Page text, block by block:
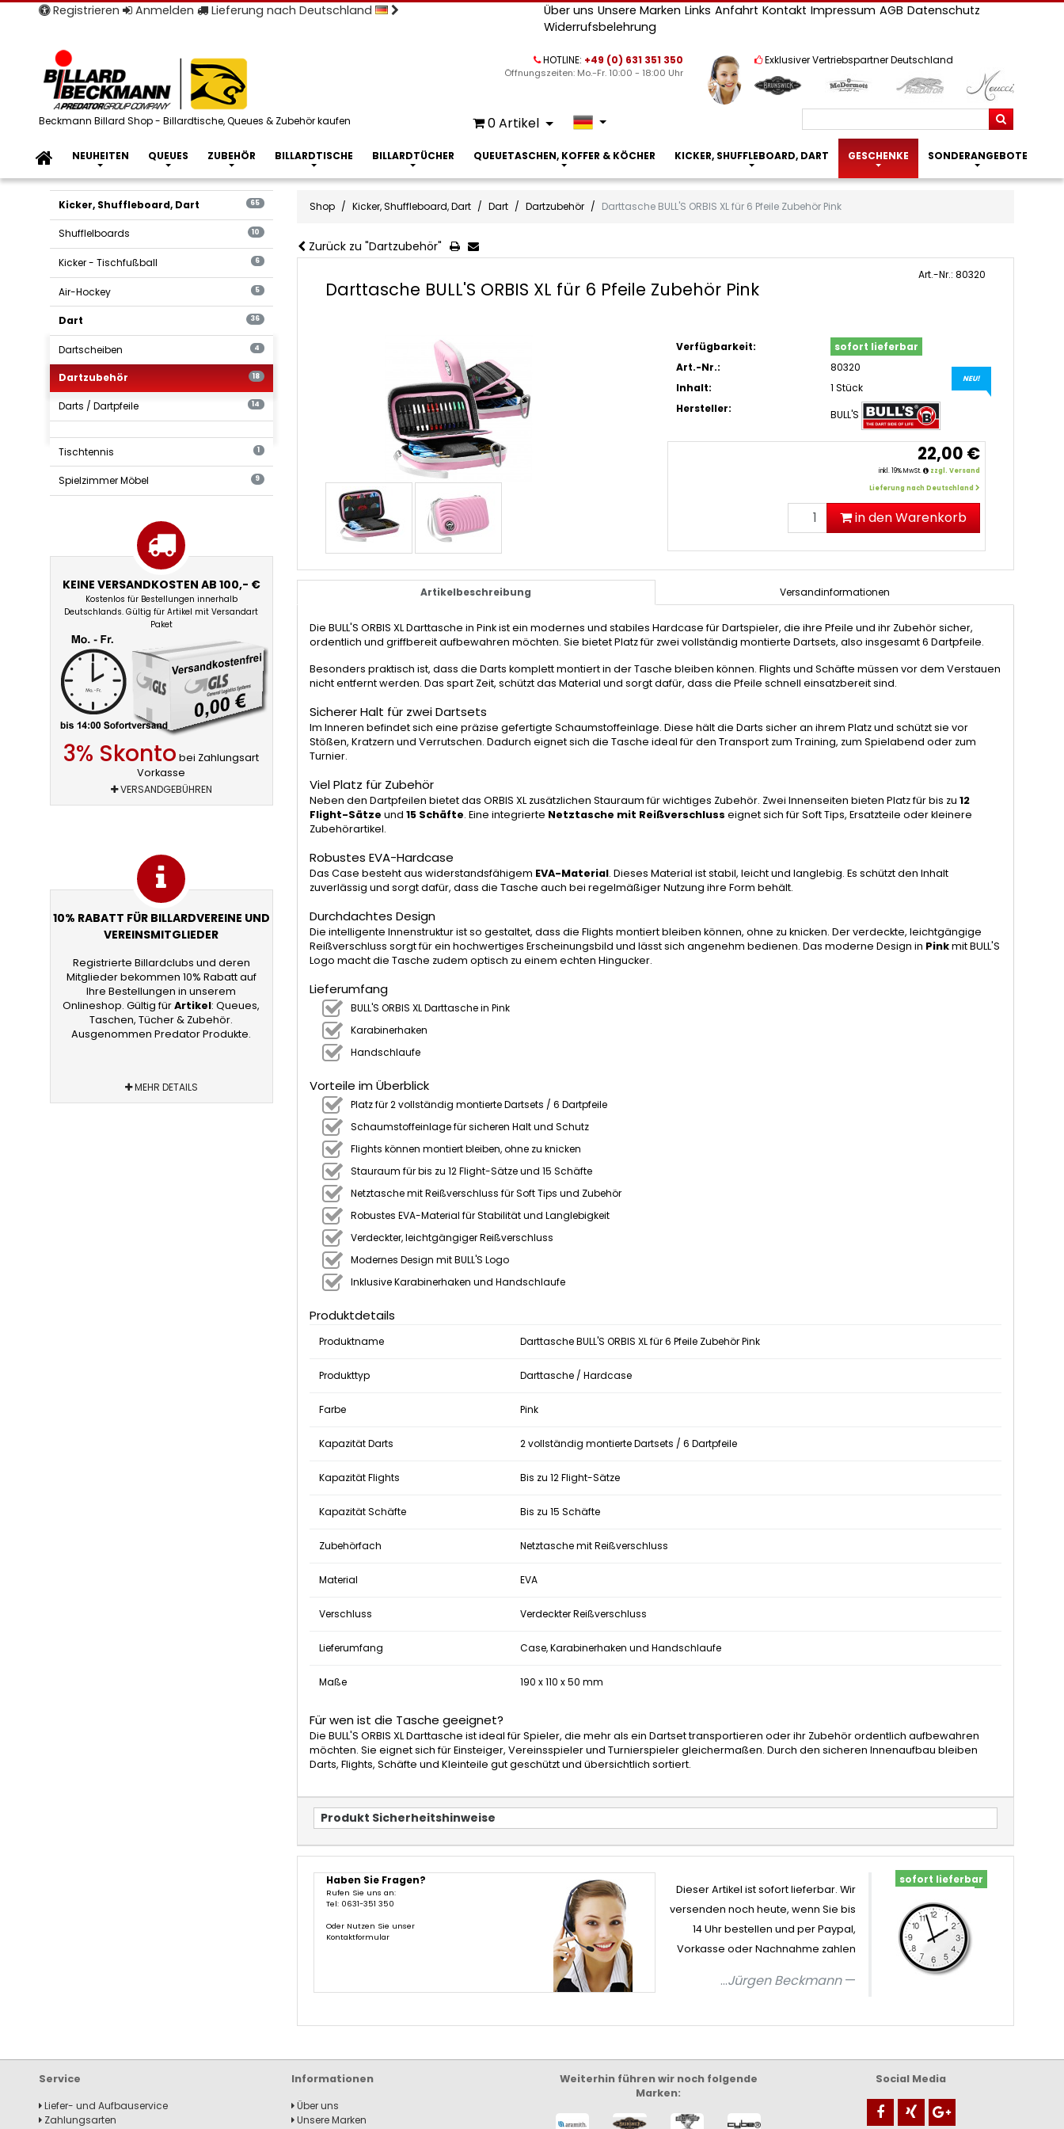
Registrieren Anmelden Lieferung nach Deutschland Über uns Unsere Marken Links Anfahrt Kontakt Impressum AGB Datenschutz
Widerrufsbelehrung
Beckmann Billard Shop - Billardtische, Queues & Zubehör kaufen
Exklusiver Vertriebspartner Deutschland
HOTLINE: +49 (0) 631 351 350
Öffnungszeiten: Mo.-Fr. 10:00 - 18:00 Uhr
0Artikel Suchen
NEUHEITEN QUEUES ZUBEHÖR BILLARDTISCHE BILLARDTÜCHER QUEUETASCHEN, KOFFER & KÖCHER KICKER, SHUFFLEBOARD, DART GESCHENKE SONDERANGEBOTE
Shop Kicker, Shuffleboard, Dart Dart Dartzubehör Darttasche BULL'S ORBIS XL für 6 Pfeile Zubehör Pink
Zurück zu "Dartzubehör"
Darttasche BULL'S ORBIS XL für 6 Pfeile Zubehör Pink
Art.-Nr.: 80320
Verfügbarkeit:
sofort lieferbar
Art.-Nr.:
80320
Inhalt:
1 Stück
Hersteller:
BULL'S
NEU!
22,00 €
inkl. 19% MwSt.
zzgl. Versand
Lieferung nach Deutschland
in den Warenkorb
Artikelbeschreibung Versandinformationen
Die BULL'S ORBIS XL Darttasche in Pink ist ein modernes und stabiles Hardcase für Dartspieler, die ihre Pfeile und ihr Zubehör sicher,
ordentlich und griffbereit aufbewahren möchten. Sie bietet Platz für zwei vollständig montierte Dartsets, also insgesamt 6 Dartpfeile.
Besonders praktisch ist, dass die Darts komplett montiert in der Tasche bleiben können. Flights und Schäfte müssen vor dem Verstauen
nicht entfernt werden. Das spart Zeit, schützt das Material und sorgt dafür, dass die Pfeile schnell einsatzbereit sind.
Sicherer Halt für zwei Dartsets
Im Inneren befindet sich eine präzise gefertigte Schaumstoffeinlage. Diese hält die Darts sicher an ihrem Platz und schützt sie vor
Stößen, Kratzern und Verrutschen. Dadurch eignet sich die Tasche ideal für den Transport zum Training, zum Spielabend oder zum
Turnier.
Viel Platz für Zubehör
Neben den Dartpfeilen bietet das ORBIS XL zusätzlichen Stauraum für wichtiges Zubehör. Zwei Innenseiten bieten Platz für bis zu 12
Flight-Sätze und 15 Schäfte. Eine integrierte Netztasche mit Reißverschluss eignet sich für Soft Tips, Ersatzteile oder kleinere
Zubehörartikel.
Robustes EVA-Hardcase
Das Case besteht aus widerstandsfähigem EVA-Material. Dieses Material ist stabil, leicht und langlebig. Es schützt den Inhalt
zuverlässig und sorgt dafür, dass die Tasche auch bei regelmäßiger Nutzung ihre Form behält.
Durchdachtes Design
Die intelligente Innenstruktur ist so gestaltet, dass die Flights montiert bleiben können, ohne zu knicken. Der verdeckte, leichtgängige
Reißverschluss sorgt für ein hochwertiges Erscheinungsbild und lässt sich angenehm bedienen. Das moderne Design in Pinkmit BULL'S
Logo macht die Tasche zudem optisch zu einem echten Hingucker.
Lieferumfang
BULL'S ORBIS XL Darttasche in Pink
Karabinerhaken
Handschlaufe
Vorteile im Überblick
Platz für 2 vollständig montierte Dartsets / 6 Dartpfeile
Schaumstoffeinlage für sicheren Halt und Schutz
Flights können montiert bleiben, ohne zu knicken
Stauraum für bis zu 12 Flight-Sätze und 15 Schäfte
Netztasche mit Reißverschluss für Soft Tips und Zubehör
Robustes EVA-Material für Stabilität und Langlebigkeit
Verdeckter, leichtgängiger Reißverschluss
Modernes Design mit BULL'S Logo
Inklusive Karabinerhaken und Handschlaufe
Produktdetails
Produktname Darttasche BULL'S ORBIS XL für 6 Pfeile Zubehör Pink
Produkttyp Darttasche / Hardcase
Farbe Pink
Kapazität Darts 2 vollständig montierte Dartsets / 6 Dartpfeile
Kapazität Flights Bis zu 12 Flight-Sätze
Kapazität Schäfte Bis zu 15 Schäfte
Zubehörfach Netztasche mit Reißverschluss
Material EVA
Verschluss Verdeckter Reißverschluss
Lieferumfang Case, Karabinerhaken und Handschlaufe
Maße 190 x 110 x 50 mm
Für wen ist die Tasche geeignet?
Die BULL'S ORBIS XL Darttasche ist ideal für Spieler, die mehr als ein Dartset transportieren oder ihr Zubehör ordentlich aufbewahren
möchten. Sie eignet sich für Einsteiger, Vereinsspieler und Turnierspieler gleichermaßen. Durch den sicheren Innenaufbau bleiben
Darts, Flights, Schäfte und Kleinteile gut geschützt und übersichtlich sortiert.
Produkt Sicherheitshinweise
Haben Sie Fragen?
Rufen Sie uns an:
Tel: 0631-351 350
Oder Nutzen Sie unser
Kontaktformular
Dieser Artikel ist sofort lieferbar. Wir
versenden noch heute, wenn Sie bis
14 Uhr bestellen und per Paypal,
Vorkasse oder Nachnahme zahlen
...Jürgen Beckmann
sofort lieferbar
Kicker, Shuffleboard, Dart 65
Shufflelboards 10
Kicker - Tischfußball 6
Air-Hockey 5
Dart 36
Dartscheiben 4
Dartzubehör 18
Darts / Dartpfeile 14
Tischtennis 1
Spielzimmer Möbel 9
KEINE VERSANDKOSTEN AB 100,- €
Kostenlos für Bestellungen innerhalb
Deutschlands. Gültig für Artikel mit Versandart
Paket
3% Skonto bei Zahlungsart
Vorkasse
VERSANDGEBÜHREN
10% RABATT FÜR BILLARDVEREINE UND
VEREINSMITGLIEDER
Registrierte Billardclubs und deren
Mitglieder bekommen 10% Rabatt auf
Ihre Bestellungen in unserem
Onlineshop. Gültig fürArtikel: Queues,
Taschen, Tücher & Zubehör.
Ausgenommen Predator Produkte.
MEHR DETAILS
Service
Liefer- und Aufbauservice
Zahlungsarten
Informationen
Über uns
Unsere Marken
Weiterhin führen wir noch folgende
Marken:
Social Media